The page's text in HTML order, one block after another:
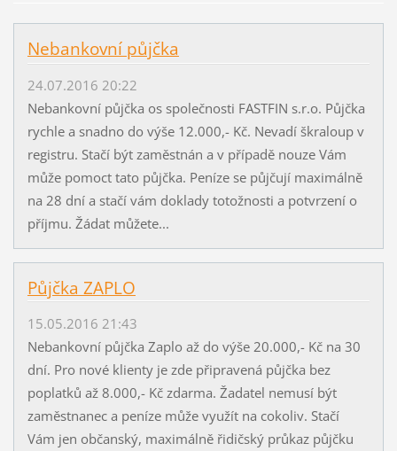
Nebankovní půjčka
24.07.2016 20:22
Nebankovní půjčka os společnosti FASTFIN s.r.o. Půjčka
rychle a snadno do výše 12.000,- Kč. Nevadí škraloup v
registru. Stačí být zaměstnán a v případě nouze Vám
může pomoct tato půjčka. Peníze se půjčují maximálně
na 28 dní a stačí vám doklady totožnosti a potvrzení o
příjmu. Žádat můžete...
Půjčka ZAPLO
15.05.2016 21:43
Nebankovní půjčka Zaplo až do výše 20.000,- Kč na 30
dní. Pro nové klienty je zde připravená půjčka bez
poplatků až 8.000,- Kč zdarma. Žadatel nemusí být
zaměstnanec a peníze může využít na cokoliv. Stačí
Vám jen občanský, maximálně řidičský průkaz půjčku